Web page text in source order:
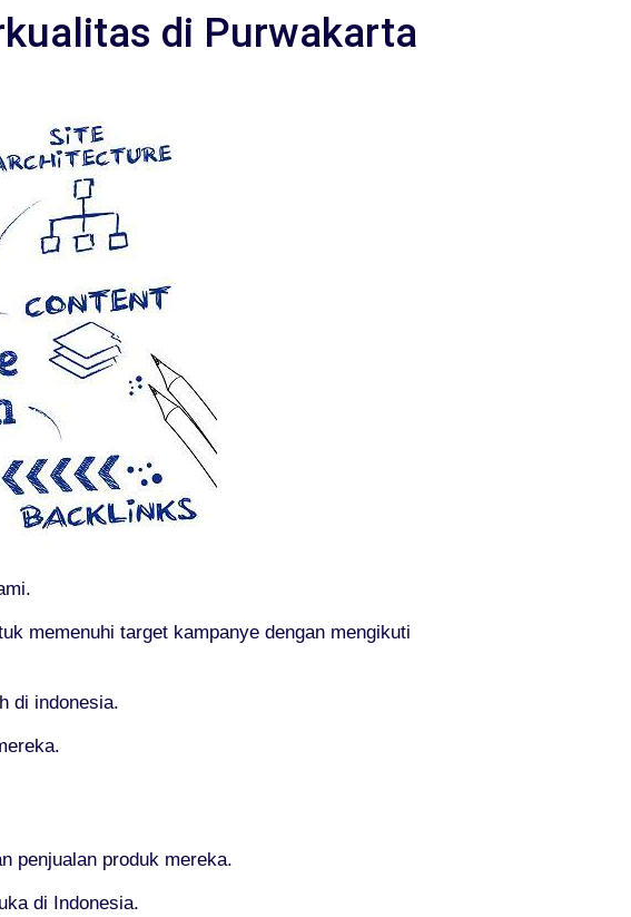
di Purwakarta
memenuhi target kampanye dengan mengikuti
di indonesia.
penjualan produk mereka.
di Indonesia.